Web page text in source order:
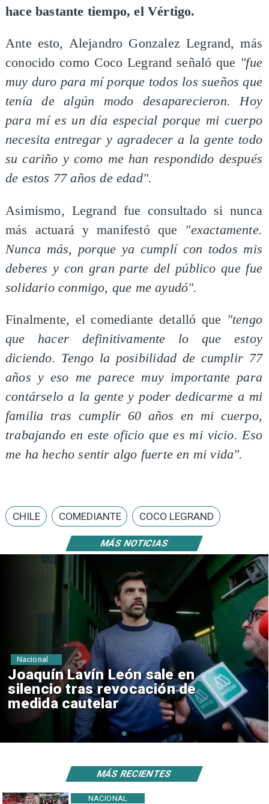
MÁS NOTICIAS
hace bastante tiempo, el Vértigo.
Ante esto, Alejandro Gonzalez Legrand, más
conocido como Coco Legrand señaló que "fue
muy duro para mí porque todos los sueños que
tenía de algún modo desaparecieron. Hoy
para mí es un día especial porque mi cuerpo
necesita entregar y agradecer a la gente todo
su cariño y como me han respondido después
de estos 77 años de edad".
Asimismo, Legrand fue consultado si nunca
más actuará y manifestó que "exactamente.
Nunca más, porque ya cumplí con todos mis
deberes y con gran parte del público que fue
solidario conmigo, que me ayudó".
Finalmente, el comediante detalló que "tengo
que hacer definitivamente lo que estoy
diciendo. Tengo la posibilidad de cumplir 77
años y eso me parece muy importante para
contárselo a la gente y poder dedicarme a mi
familia tras cumplir 60 años en mi cuerpo,
trabajando en este oficio que es mi vicio. Eso
me ha hecho sentir algo fuerte en mi vida".
CHILE COMEDIANTE COCO LEGRAND
Chile y Venezuela formalizan
reinicio de relaciones
consulares
Nacional
NACIONAL
MÁS RECIENTES